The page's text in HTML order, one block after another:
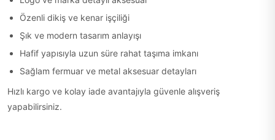
Özenli dikiş ve kenar işçiliği
Şık ve modern tasarım anlayışı
Hafif yapısıyla uzun süre rahat taşıma imkanı
Sağlam fermuar ve metal aksesuar detayları
Hızlı kargo ve kolay iade avantajıyla güvenle alışveriş
yapabilirsiniz.